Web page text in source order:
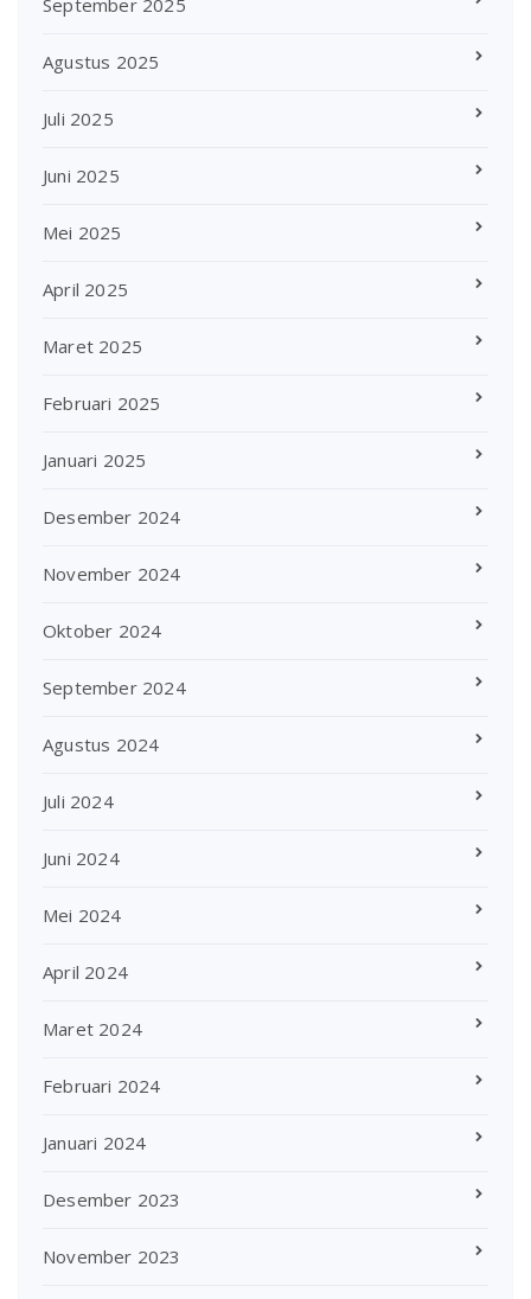
Agustus 2025
Juli 2025
Juni 2025
Mei 2025
April 2025
Maret 2025
Februari 2025
Januari 2025
Desember 2024
November 2024
Oktober 2024
September 2024
Agustus 2024
Juli 2024
Juni 2024
Mei 2024
April 2024
Maret 2024
Februari 2024
Januari 2024
Desember 2023
November 2023